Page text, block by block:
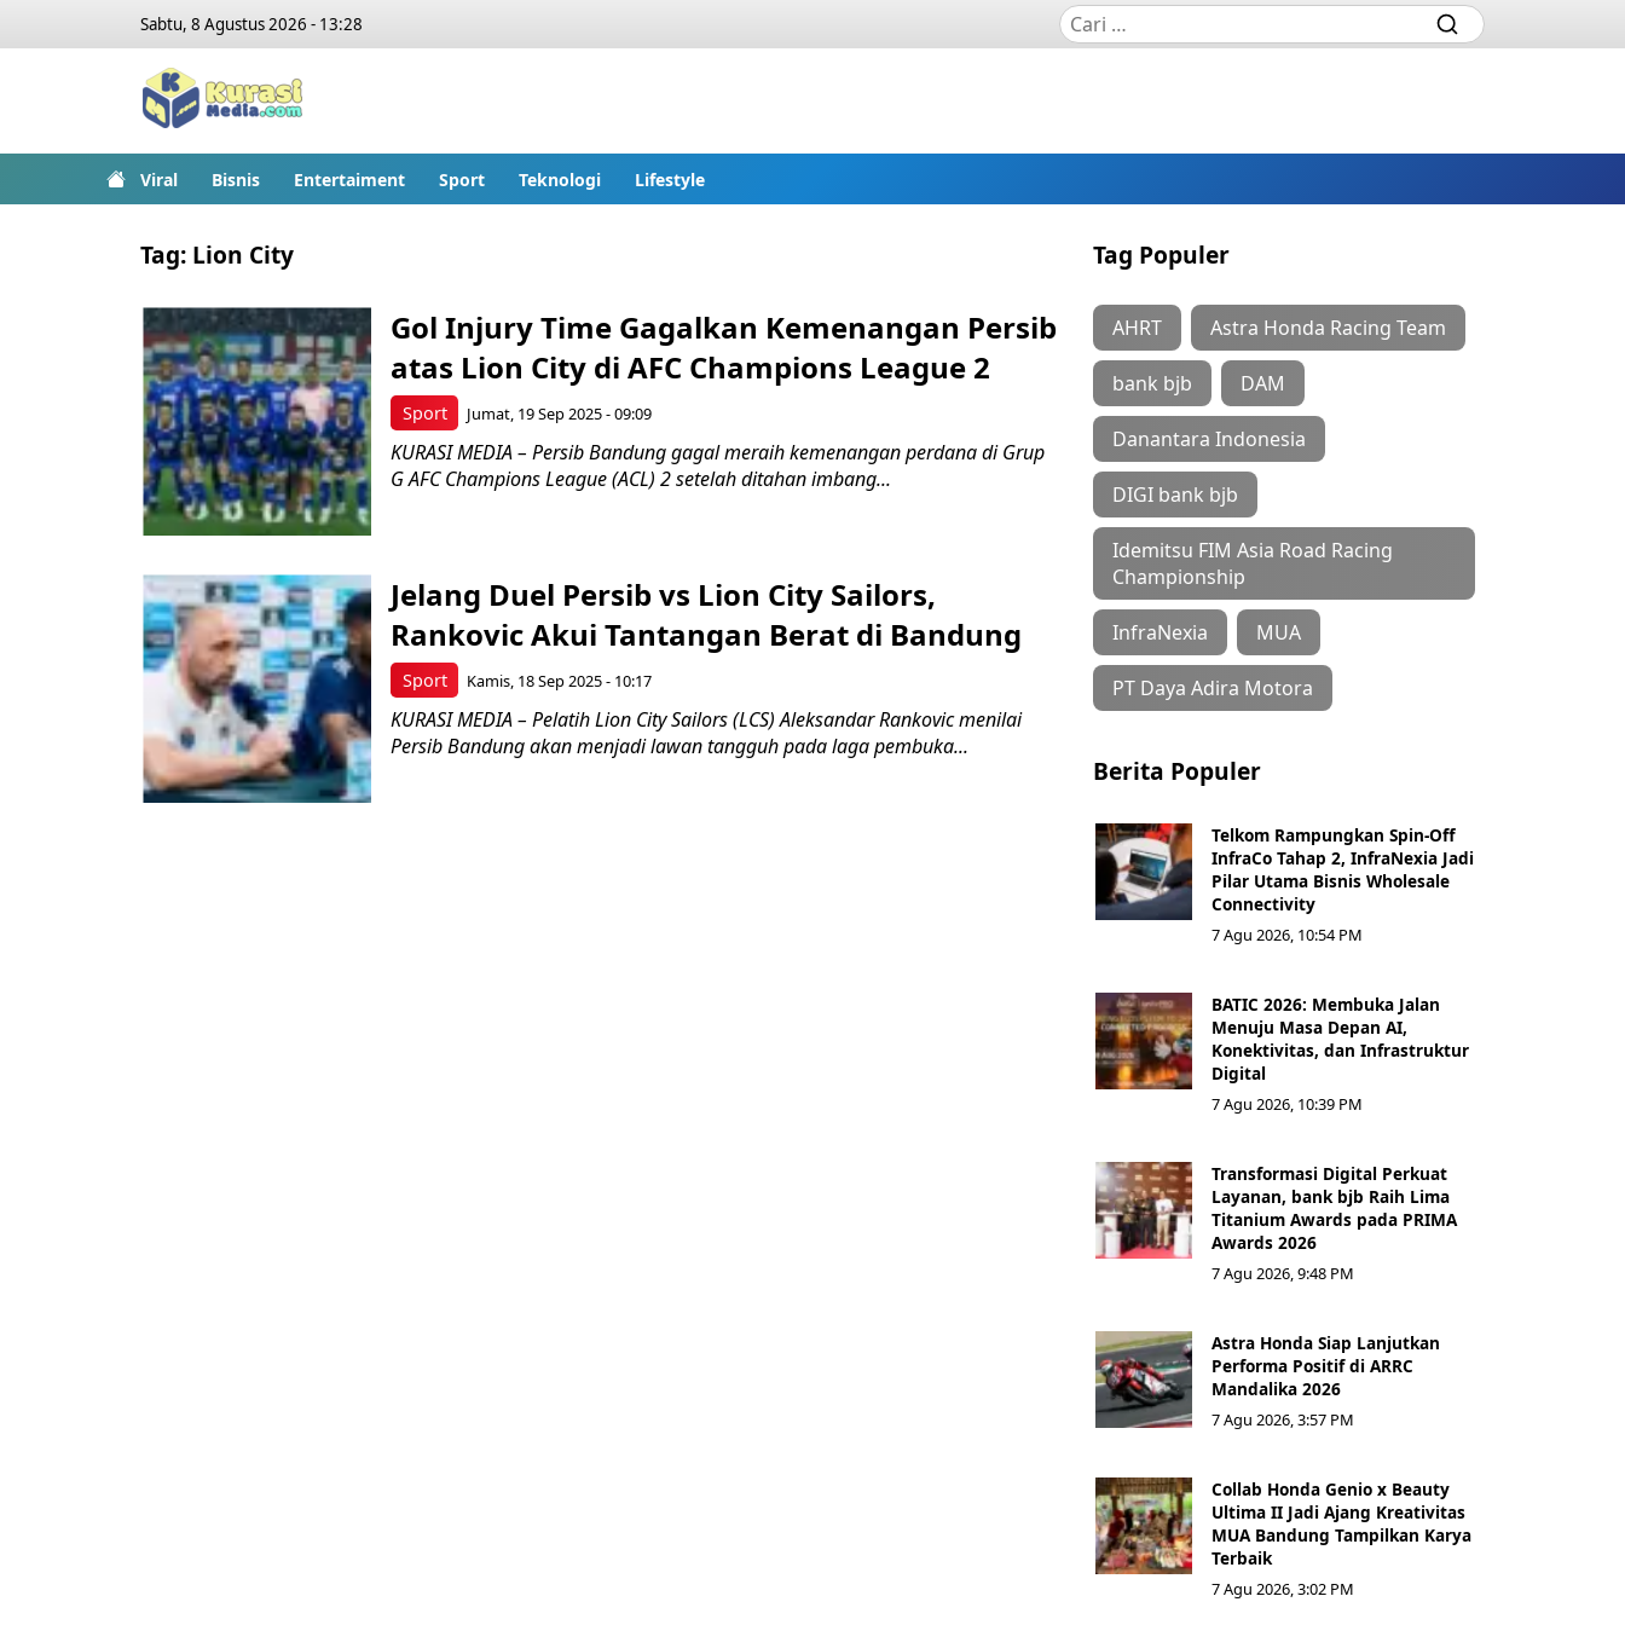
Sabtu, 8 Agustus 2026 - 13:28
Viral Bisnis Entertaiment Sport Teknologi Lifestyle
Tag: Lion City
Sport
Gol Injury Time Gagalkan Kemenangan Persib
atas Lion City di AFC Champions League 2
Jumat, 19 Sep 2025 - 09:09
KURASI MEDIA – Persib Bandung gagal meraih kemenangan perdana di Grup
G AFC Champions League (ACL) 2 setelah ditahan imbang...
Sport
Jelang Duel Persib vs Lion City Sailors,
Rankovic Akui Tantangan Berat di Bandung
Kamis, 18 Sep 2025 - 10:17
KURASI MEDIA – Pelatih Lion City Sailors (LCS) Aleksandar Rankovic menilai
Persib Bandung akan menjadi lawan tangguh pada laga pembuka...
Tag Populer
AHRT Astra Honda Racing Team
bank bjb DAM
Danantara Indonesia
DIGI bank bjb
Idemitsu FIM Asia Road Racing
Championship
InfraNexia MUA
PT Daya Adira Motora
Berita Populer
Telkom Rampungkan Spin-Off
InfraCo Tahap 2, InfraNexia Jadi
Pilar Utama Bisnis Wholesale
Connectivity
7 Agu 2026, 10:54 PM
BATIC 2026: Membuka Jalan
Menuju Masa Depan AI,
Konektivitas, dan Infrastruktur
Digital
7 Agu 2026, 10:39 PM
Transformasi Digital Perkuat
Layanan, bank bjb Raih Lima
Titanium Awards pada PRIMA
Awards 2026
7 Agu 2026, 9:48 PM
Astra Honda Siap Lanjutkan
Performa Positif di ARRC
Mandalika 2026
7 Agu 2026, 3:57 PM
Collab Honda Genio x Beauty
Ultima II Jadi Ajang Kreativitas
MUA Bandung Tampilkan Karya
Terbaik
7 Agu 2026, 3:02 PM